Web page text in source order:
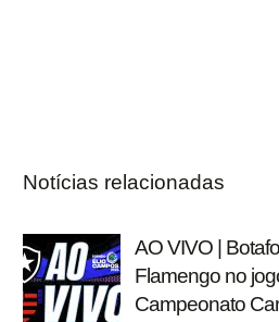
Notícias relacionadas
AO VIVO |
Flamengo no
Campeonato